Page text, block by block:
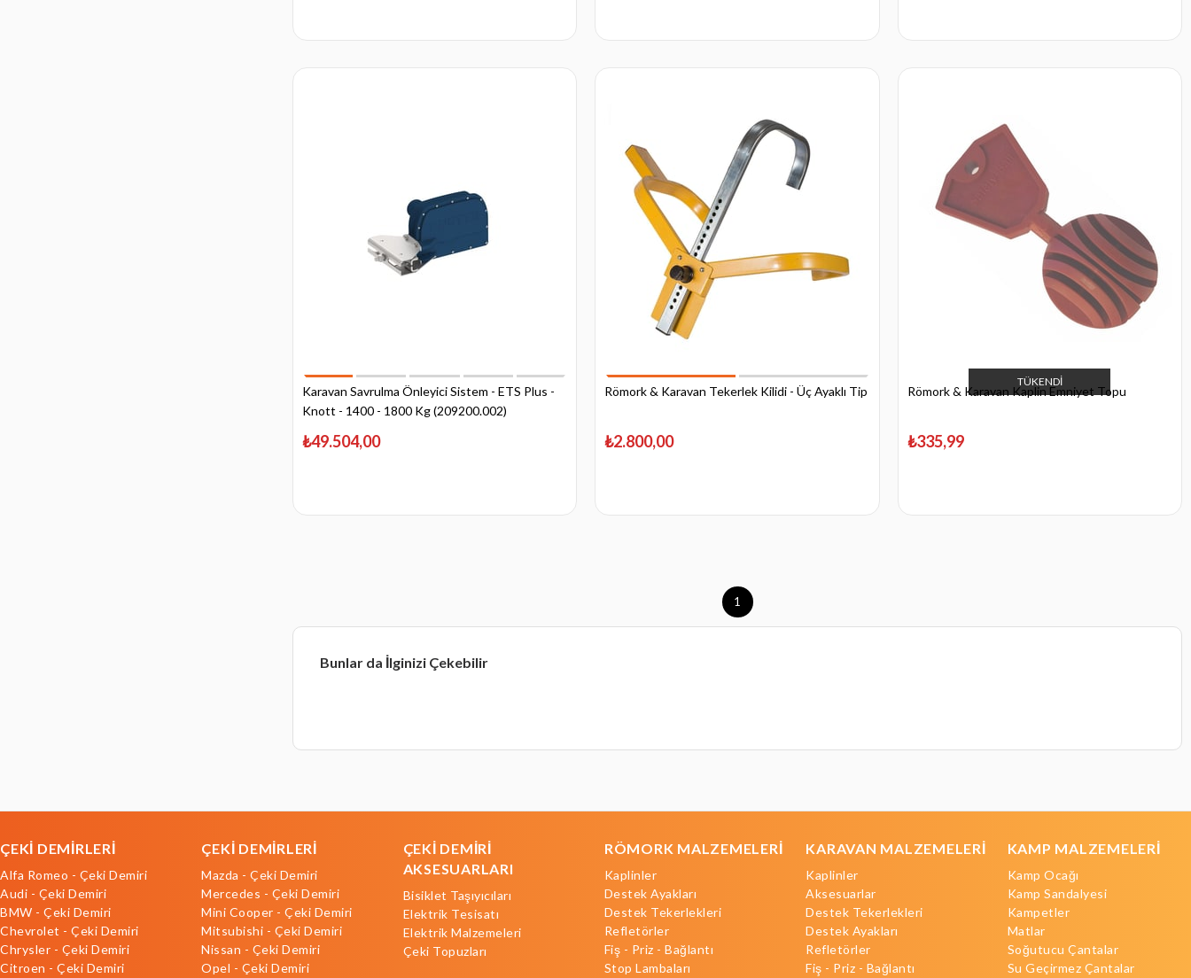
Karavan Savrulma Önleyici Sistem - ETS Plus -
Knott - 1400 - 1800 Kg (209200.002)
₺49.504,00
Römork & Karavan Tekerlek Kilidi - Üç Ayaklı Tip
₺2.800,00
TÜKENDI
Römork & Karavan Kaplin Emniyet Topu
₺335,99
1
Bunlar da İlginizi Çekebilir
ÇEKİ DEMİRLERİ
Alfa Romeo - Çeki Demiri
Audi - Çeki Demiri
BMW - Çeki Demiri
Chevrolet - Çeki Demiri
Chrysler - Çeki Demiri
Citroen - Çeki Demiri
ÇEKİ DEMİRLERİ
Mazda - Çeki Demiri
Mercedes - Çeki Demiri
Mini Cooper - Çeki Demiri
Mitsubishi - Çeki Demiri
Nissan - Çeki Demiri
Opel - Çeki Demiri
ÇEKİ DEMİRİ
AKSESUARLARI
Bisiklet Taşıyıcıları
Elektrik Tesisatı
Elektrik Malzemeleri
Çeki Topuzları
RÖMORK MALZEMELERİ
Kaplinler
Destek Ayakları
Destek Tekerlekleri
Refletörler
Fiş - Priz - Bağlantı
Stop Lambaları
KARAVAN MALZEMELERİ
Kaplinler
Aksesuarlar
Destek Tekerlekleri
Destek Ayakları
Refletörler
Fiş - Priz - Bağlantı
KAMP MALZEMELERİ
Kamp Ocağı
Kamp Sandalyesi
Kampetler
Matlar
Soğutucu Çantalar
Su Geçirmez Çantalar